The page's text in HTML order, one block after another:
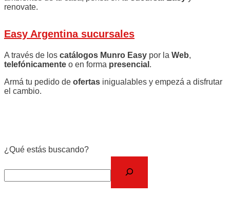
renovate.
Easy Argentina sucursales
A través de los catálogos Munro Easy por la Web,
telefónicamente o en forma presencial .
Armá tu pedido de ofertas inigualables y empezá a disfrutar
el cambio.
¿Qué estás buscando?